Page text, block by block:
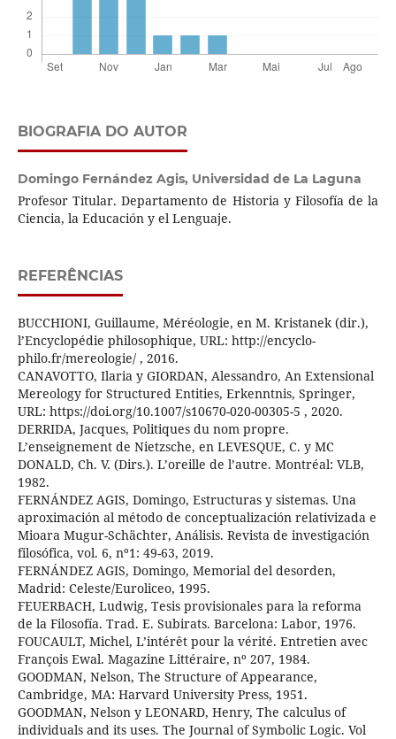
BIOGRAFIA DO AUTOR
Domingo Fernández Agis, Universidad de La Laguna
Profesor Titular. Departamento de Historia y Filosofía de la
Ciencia, la Educación y el Lenguaje.
REFERÊNCIAS
BUCCHIONI, Guillaume, Méréologie, en M. Kristanek (dir.),
l’Encyclopédie philosophique, URL: http://encyclo-
philo.fr/mereologie/ , 2016.
CANAVOTTO, Ilaria y GIORDAN, Alessandro, An Extensional
Mereology for Structured Entities, Erkenntnis, Springer,
URL: https://doi.org/10.1007/s10670-020-00305-5 , 2020.
DERRIDA, Jacques, Politiques du nom propre.
L’enseignement de Nietzsche, en LEVESQUE, C. y MC
DONALD, Ch. V. (Dirs.). L’oreille de l’autre. Montréal: VLB,
1982.
FERNÁNDEZ AGIS, Domingo, Estructuras y sistemas. Una
aproximación al método de conceptualización relativizada e
Mioara Mugur-Schächter, Análisis. Revista de investigación
filosófica, vol. 6, nº1: 49-63, 2019.
FERNÁNDEZ AGIS, Domingo, Memorial del desorden,
Madrid: Celeste/Euroliceo, 1995.
FEUERBACH, Ludwig, Tesis provisionales para la reforma
de la Filosofía. Trad. E. Subirats. Barcelona: Labor, 1976.
FOUCAULT, Michel, L’intérêt pour la vérité. Entretien avec
François Ewal. Magazine Littéraire, nº 207, 1984.
GOODMAN, Nelson, The Structure of Appearance,
Cambridge, MA: Harvard University Press, 1951.
GOODMAN, Nelson y LEONARD, Henry, The calculus of
individuals and its uses. The Journal of Symbolic Logic. Vol